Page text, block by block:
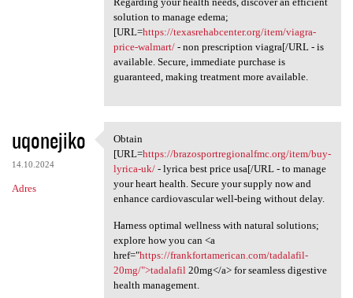
solution to manage edema;
[URL=https://texasrehabcenter.org/item/viagra-
price-walmart/- non prescription viagra[/URL - is
available. Secure, immediate purchase is
guaranteed, making treatment more available.
uqonejiko
14.10.2024
Adres
Obtain [URL=https:/
Obtain
[URL=https://brazosportregionalfmc.org/item/buy-
lyrica-uk/- lyrica best price usa[/URL - to manage
your heart health. Secure your supply now and
enhance cardiovascular well-being without delay.
Harness optimal wellness with natural solutions;
explore how you can <a
href="https://frankfortamerican.com/tadalafil-
20mg/">tadalafil20mg</a> for seamless digestive
health management.